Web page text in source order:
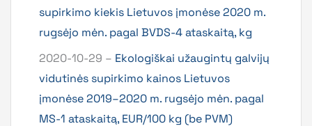
supirkimo kiekis Lietuvos įmonėse 2020 m.
rugsėjo mėn. pagal BVDS-4 ataskaitą, kg
2020-10-29 – Ekologiškai užaugintų galvijų
vidutinės supirkimo kainos Lietuvos
įmonėse 2019–2020 m. rugsėjo mėn. pagal
MS-1 ataskaitą, EUR/100 kg (be PVM)